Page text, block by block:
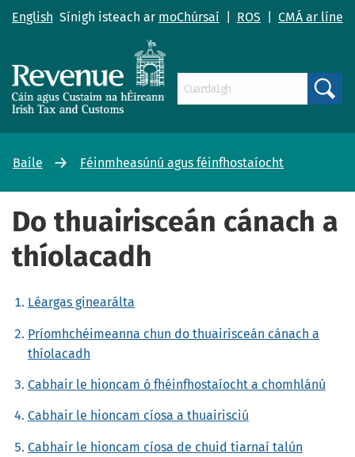
English Sínigh isteach ar moChúrsaí ROS CMÁ ar líne
Baile Féinmheasúnú agus féinfhostaíocht
Do thuairisceán cánach a
thíolacadh
Léargas ginearálta
Príomhchéimeanna chun do thuairisceán cánach a
thíolacadh
Cabhair le hioncam ó fhéinfhostaíocht a chomhlánú
Cabhair le hioncam cíosa a thuairisciú
Cabhair le hioncam cíosa de chuid tiarnaí talún